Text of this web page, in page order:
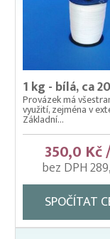
1 kg - bílá, ca
Provázek má
využití, zejména v
Základní...
350,0 Kč
bez DPH
SPOČÍTAT